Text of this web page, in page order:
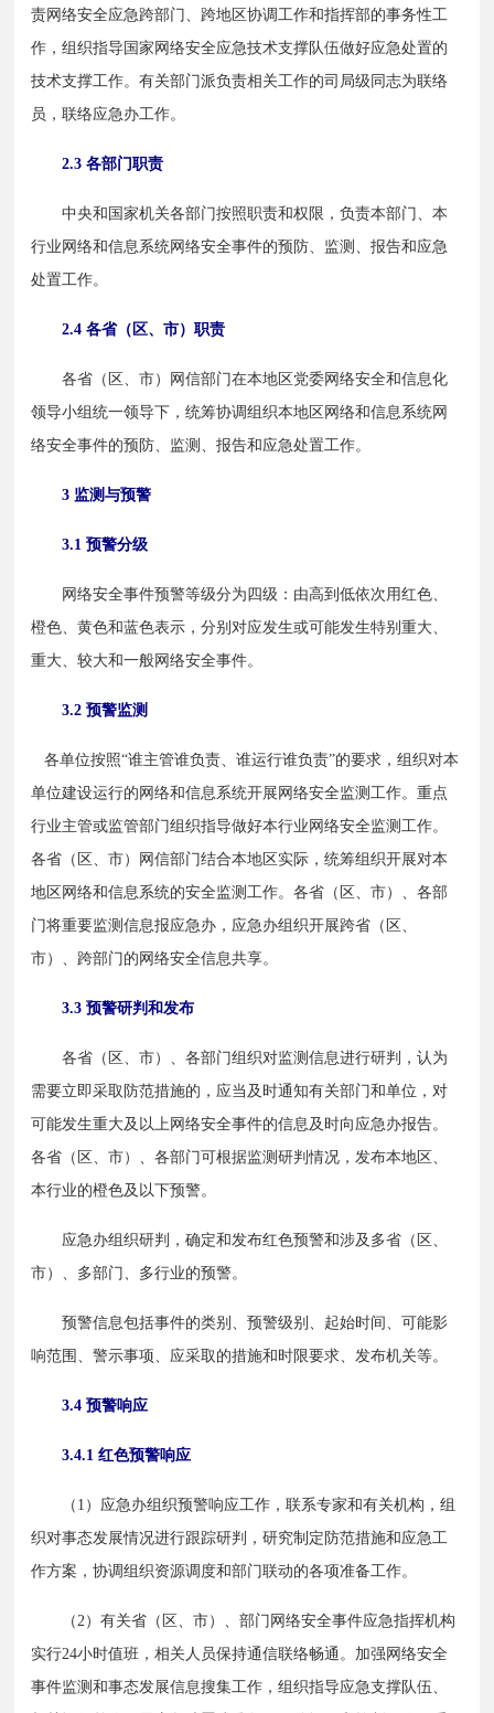
责网络安全应急跨部门、跨地区协调工作和指挥部的事务性工
作，组织指导国家网络安全应急技术支撑队伍做好应急处置的
技术支撑工作。有关部门派负责相关工作的司局级同志为联络
员，联络应急办工作。
2.3 各部门职责
中央和国家机关各部门按照职责和权限，负责本部门、本
行业网络和信息系统网络安全事件的预防、监测、报告和应急
处置工作。
2.4 各省（区、市）职责
各省（区、市）网信部门在本地区党委网络安全和信息化
领导小组统一领导下，统筹协调组织本地区网络和信息系统网
络安全事件的预防、监测、报告和应急处置工作。
3 监测与预警
3.1 预警分级
网络安全事件预警等级分为四级：由高到低依次用红色、
橙色、黄色和蓝色表示，分别对应发生或可能发生特别重大、
重大、较大和一般网络安全事件。
3.2 预警监测
各单位按照“谁主管谁负责、谁运行谁负责”的要求，组织对本
单位建设运行的网络和信息系统开展网络安全监测工作。重点
行业主管或监管部门组织指导做好本行业网络安全监测工作。
各省（区、市）网信部门结合本地区实际，统筹组织开展对本
地区网络和信息系统的安全监测工作。各省（区、市）、各部
门将重要监测信息报应急办，应急办组织开展跨省（区、
市）、跨部门的网络安全信息共享。
3.3 预警研判和发布
各省（区、市）、各部门组织对监测信息进行研判，认为
需要立即采取防范措施的，应当及时通知有关部门和单位，对
可能发生重大及以上网络安全事件的信息及时向应急办报告。
各省（区、市）、各部门可根据监测研判情况，发布本地区、
本行业的橙色及以下预警。
应急办组织研判，确定和发布红色预警和涉及多省（区、
市）、多部门、多行业的预警。
预警信息包括事件的类别、预警级别、起始时间、可能影
响范围、警示事项、应采取的措施和时限要求、发布机关等。
3.4 预警响应
3.4.1 红色预警响应
（1）应急办组织预警响应工作，联系专家和有关机构，组
织对事态发展情况进行跟踪研判，研究制定防范措施和应急工
作方案，协调组织资源调度和部门联动的各项准备工作。
（2）有关省（区、市）、部门网络安全事件应急指挥机构
实行24小时值班，相关人员保持通信联络畅通。加强网络安全
事件监测和事态发展信息搜集工作，组织指导应急支撑队伍、